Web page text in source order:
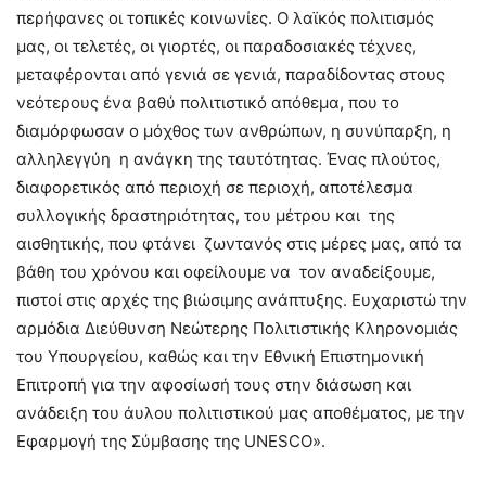
περήφανες οι τοπικές κοινωνίες. Ο λαϊκός πολιτισμός
μας, οι τελετές, οι γιορτές, οι παραδοσιακές τέχνες,
μεταφέρονται από γενιά σε γενιά, παραδίδοντας στους
νεότερους ένα βαθύ πολιτιστικό απόθεμα, που το
διαμόρφωσαν ο μόχθος των ανθρώπων, η συνύπαρξη, η
αλληλεγγύη η ανάγκη της ταυτότητας. Ένας πλούτος,
διαφορετικός από περιοχή σε περιοχή, αποτέλεσμα
συλλογικής δραστηριότητας, του μέτρου και της
αισθητικής, που φτάνει ζωντανός στις μέρες μας, από τα
βάθη του χρόνου και οφείλουμε να τον αναδείξουμε,
πιστοί στις αρχές της βιώσιμης ανάπτυξης. Ευχαριστώ την
αρμόδια Διεύθυνση Νεώτερης Πολιτιστικής Κληρονομιάς
του Υπουργείου, καθώς και την Εθνική Επιστημονική
Επιτροπή για την αφοσίωσή τους στην διάσωση και
ανάδειξη του άυλου πολιτιστικού μας αποθέματος, με την
Εφαρμογή της Σύμβασης της UNESCO».